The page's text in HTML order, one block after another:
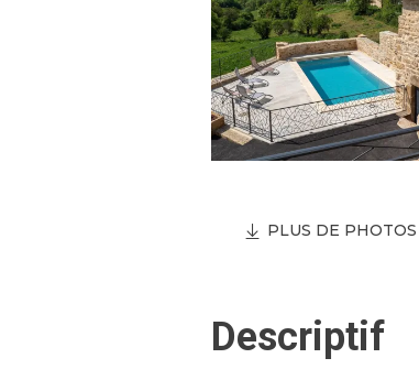
PLUS DE PHOTOS
Descriptif